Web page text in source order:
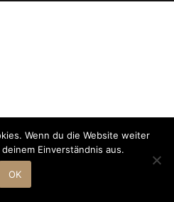
Wenn du die Website weiter
Einverständnis aus.
OK